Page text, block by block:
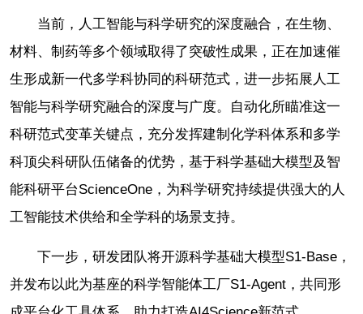
当前，人工智能与科学研究的深度融合，在生物、
材料、制药等多个领域取得了突破性成果，正在加速催
生形成新一代多学科协同的科研范式，进一步拓展人工
智能与科学研究融合的深度与广度。自动化所瞄准这一
科研范式变革关键点，充分发挥建制化学科体系和多学
科顶尖科研队伍储备的优势，基于科学基础大模型及智
能科研平台ScienceOne，为科学研究持续提供强大的人
工智能技术供给和全学科的场景支持。
下一步，研发团队将开源科学基础大模型S1-Base，
并发布以此为基座的科学智能体工厂S1-Agent，共同形